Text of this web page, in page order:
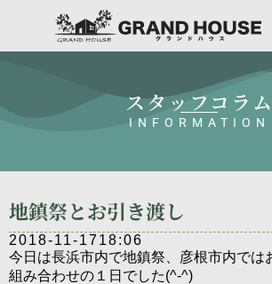
スタッフコラム
INFORMATION
地鎮祭とお引き渡し
2018-11-17 18:06
今日は長浜市内で地鎮祭、彦根市内では
組み合わせの１日でした(^-^)